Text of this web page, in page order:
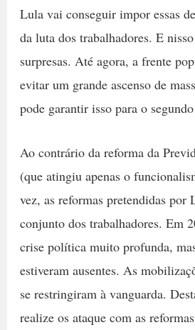
Lula vai conseguir impor essas
da luta dos trabalhadores. E
surpresas. Até agora, a frente
evitar um grande ascenso de
pode garantir isso para o
Ao contrário da reforma da
(que atingiu apenas o
vez, as reformas pretendidas por
conjunto dos trabalhadores. Em
crise política muito profunda,
estiveram ausentes. As
se restringiram à vanguarda.
realize os ataque com as